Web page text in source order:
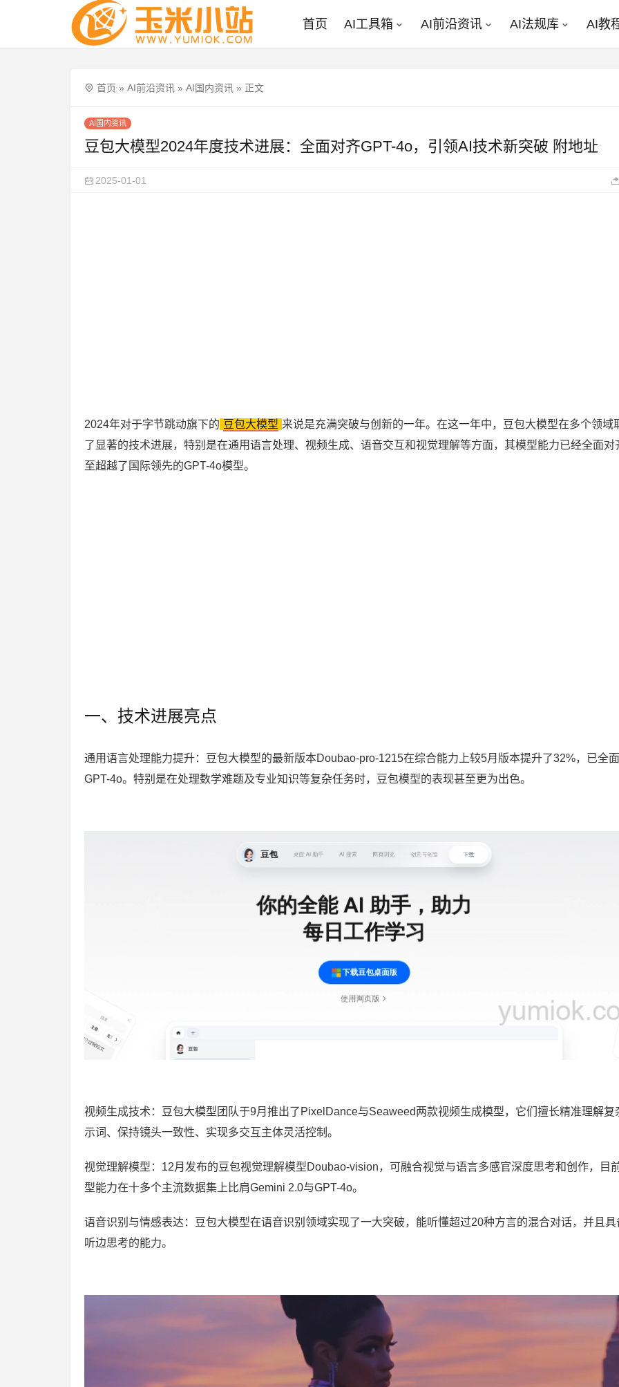
首页 AI工具箱 AI前沿资讯 AI法规库 AI教
首页 » AI前沿资讯 » AI国内资讯 » 正文
AI国内资讯
豆包大模型2024年度技术进展：全面对齐GPT-4o，引领AI技术新突破 附地址
2025-01-01
2024年对于字节跳动旗下的 豆包大模型 来说是充满突破与创新的一年。在这一年中，豆包大模型在多个领域
了显著的技术进展，特别是在通用语言处理、视频生成、语音交互和视觉理解等方面，其模型能力已经全面对
至超越了国际领先的GPT-4o模型。
一、技术进展亮点
通用语言处理能力提升：豆包大模型的最新版本Doubao-pro-1215在综合能力上较5月版本提升了32%，已全
GPT-4o。特别是在处理数学难题及专业知识等复杂任务时，豆包模型的表现甚至更为出色。
视频生成技术：豆包大模型团队于9月推出了PixelDance与Seaweed两款视频生成模型，它们擅长精准理解复
示词、保持镜头一致性、实现多交互主体灵活控制。
视觉理解模型：12月发布的豆包视觉理解模型Doubao-vision，可融合视觉与语言多感官深度思考和创作，目
型能力在十多个主流数据集上比肩Gemini 2.0与GPT-4o。
语音识别与情感表达：豆包大模型在语音识别领域实现了一大突破，能听懂超过20种方言的混合对话，并且具
听边思考的能力。